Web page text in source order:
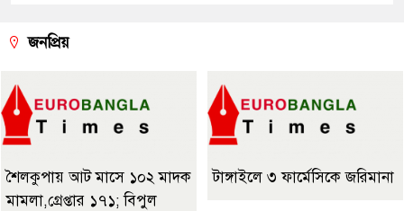
জনপ্রিয়
শৈলকুপায় আট মাসে ১০২ মাদক
মামলা,গ্রেপ্তার ১৭১; বিপুল
টাঙ্গাইলে ৩ ফার্মেসিকে জরিমানা